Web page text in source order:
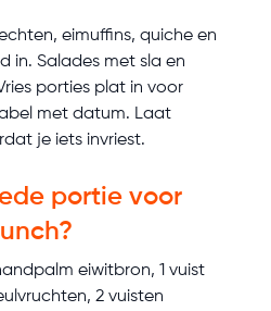
eimuffins, quiche en
in. Salades met sla en
porties plat in voor
met datum. Laat
je iets invriest.
portie voor
eiwitbron, 1 vuist
2 vuisten